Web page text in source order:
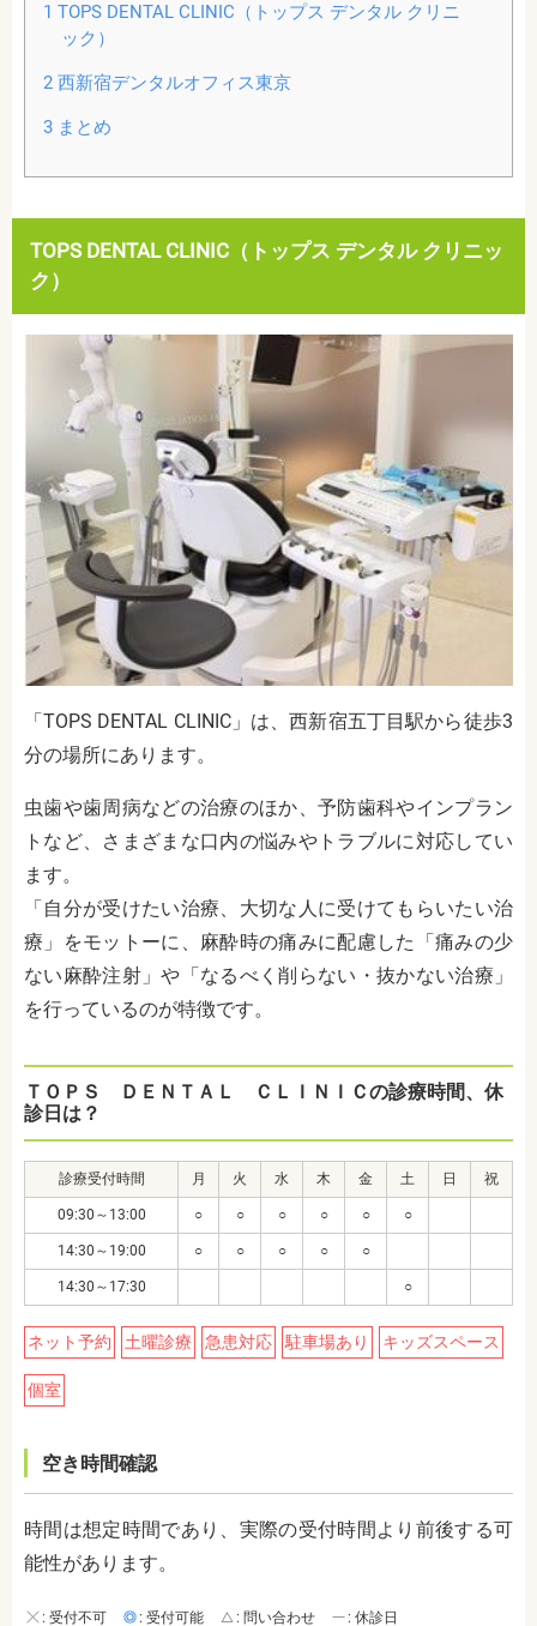
1 TOPS DENTAL CLINIC（トップス デンタル クリニ
ック）
2西新宿デンタルオフィス東京
3まとめ
TOPS DENTAL CLINIC（トップス デンタル クリニッ
ク）
「TOPS DENTAL CLINIC」は、西新宿五丁目駅から徒歩3
分の場所にあります。
虫歯や歯周病などの治療のほか、予防歯科やインプラン
トなど、さまざまな口内の悩みやトラブルに対応してい
ます。
「自分が受けたい治療、大切な人に受けてもらいたい治
療」をモットーに、麻酔時の痛みに配慮した「 痛みの少
ない麻酔注射 」や「なるべく削らない・抜かない治療」
を行っているのが特徴です。
ＴＯＰＳ ＤＥＮＴＡＬ ＣＬＩＮＩＣの診療時間、休
診日は？
診療受付時間 月 火 水 木 金 土 日 祝
09:30～13:00 ○ ○ ○ ○ ○ ○
14:30～19:00 ○ ○ ○ ○ ○
14:30～17:30 ○
ネット予約 土曜診療 急患対応 駐車場あり キッズスペース
個室
空き時間確認
時間は想定時間であり、実際の受付時間より前後する可
能性があります。
: 受付不可 : 受付可能 : 問い合わせ : 休診日